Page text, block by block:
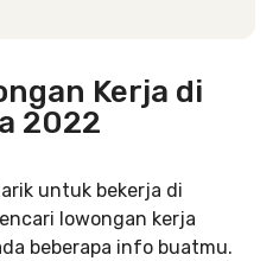
Kerja di
2022
untuk bekerja di
lowongan kerja
beberapa info buatmu.